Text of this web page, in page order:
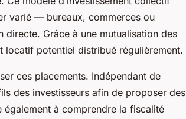
varié — bureaux, commerces ou
Grâce à une mutualisation des
locatif potentiel distribué régulièrement.
ces placements. Indépendant de
des investisseurs afin de proposer des
à comprendre la fiscalité